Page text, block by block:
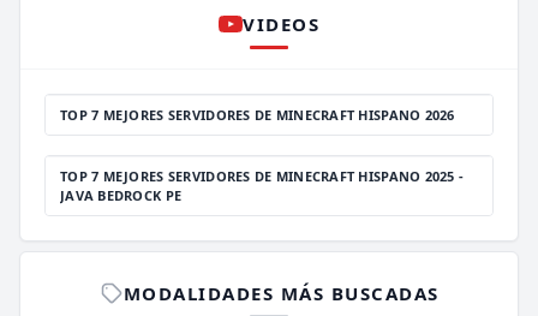
VIDEOS
TOP 7 MEJORES SERVIDORES DE MINECRAFT HISPANO 2026
TOP 7 MEJORES SERVIDORES DE MINECRAFT HISPANO 2025 -
JAVA BEDROCK PE
MODALIDADES MÁS BUSCADAS